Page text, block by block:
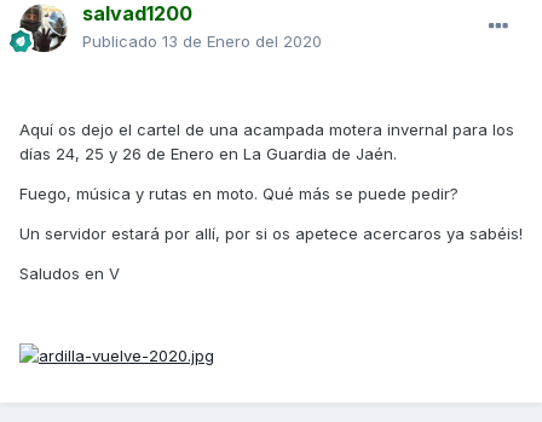
salvad1200
Publicado 13 de Enero del 2020
Aquí os dejo el cartel de una acampada motera invernal para los
días 24, 25 y 26 de Enero en La Guardia de Jaén.
Fuego, música y rutas en moto. Qué más se puede pedir?
Un servidor estará por allí, por si os apetece acercaros ya sabéis!
Saludos en V